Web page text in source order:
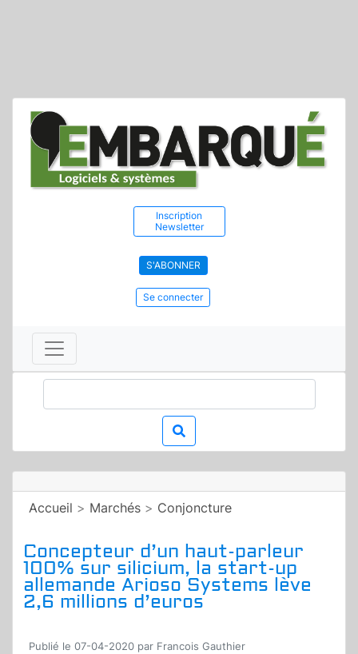
Inscription
Newsletter
S'ABONNER
Se connecter
Accueil > Marchés > Conjoncture
Concepteur d’un haut-parleur
100% sur silicium, la start-up
allemande Arioso Systems lève
2,6 millions d’euros
Publié le 07-04-2020 par Francois Gauthier